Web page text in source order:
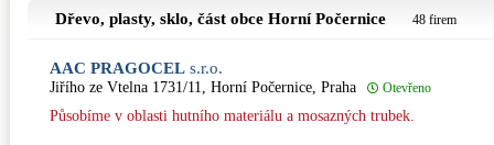
Dřevo, plasty, sklo, část obce Horní Počernice 48 firem
AAC PRAGOCEL s.r.o.
Jiřího ze Vtelna 1731/11, Horní Počernice, Praha Otevřeno
Působíme v oblasti hutního materiálu a mosazných trubek.